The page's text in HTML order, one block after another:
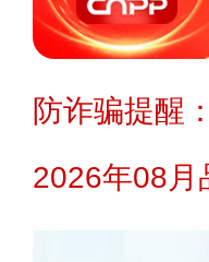
防诈骗提醒
2026年08月